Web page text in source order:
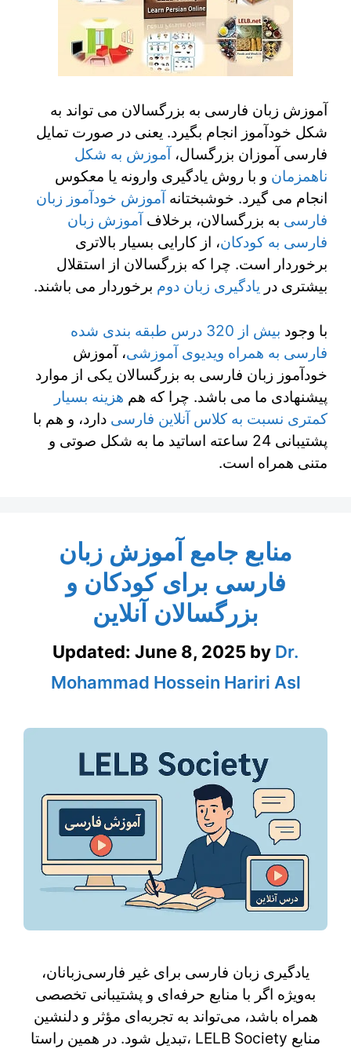
آموزش زبان فارسی به بزرگسالان می تواند به
شکل خودآموز انجام بگیرد. یعنی در صورت تمایل
فارسی آموزان بزرگسال، آموزش به شکل
ناهمزمان و با روش یادگیری وارونه یا معکوس
انجام می گیرد. خوشبختانه آموزش خودآموز زبان
فارسی به بزرگسالان، برخلاف آموزش زبان
فارسی به کودکان، از کارایی بسیار بالاتری
برخوردار است. چرا که بزرگسالان از استقلال
بیشتری در یادگیری زبان دوم برخوردار می باشند.
با وجود
بیش از 320 درس طبقه بندی شده
فارسی به همراه ویدیوی آموزشی، آموزش
خودآموز زبان فارسی به بزرگسالان یکی از موارد
پیشنهادی ما می باشد. چرا که هم هزینه بسیار
کمتری نسبت به کلاس آنلاین فارسی دارد، و هم با
پشتیبانی 24 ساعته اساتید ما به شکل صوتی و
متنی همراه است.
منابع جامع آموزش زبان
فارسی برای کودکان و
بزرگسالان آنلاین
Updated: June 8, 2025 by Dr.
Mohammad Hossein Hariri Asl
یادگیری زبان فارسی برای غیر فارسی‌زبانان،
به‌ویژه اگر با منابع حرفه‌ای و پشتیبانی تخصصی
همراه باشد، می‌تواند به تجربه‌ای مؤثر و دلنشین
تبدیل شود. در همین راستا، LELB Society منابع